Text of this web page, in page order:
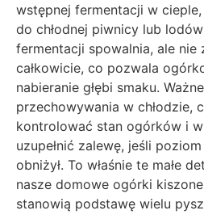
wstępnej fermentacji w
do chłodnej piwnicy lub
fermentacji spowalnia, ale nie
całkowicie, co pozwala
nabieranie głębi smaku.
przechowywania w chłodzie,
kontrolować stan ogórków i
uzupełnić zalewę, jeśli
obniżył. To właśnie te małe
nasze domowe ogórki
stanowią podstawę wielu